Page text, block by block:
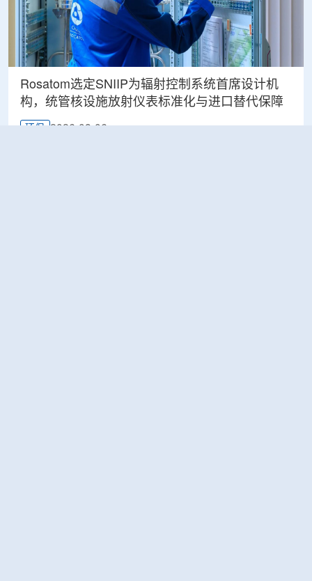
Rosatom选定SNIIP为辐射控制系统首席设计机
构，统管核设施放射仪表标准化与进口替代保障
环保 2026-08-06